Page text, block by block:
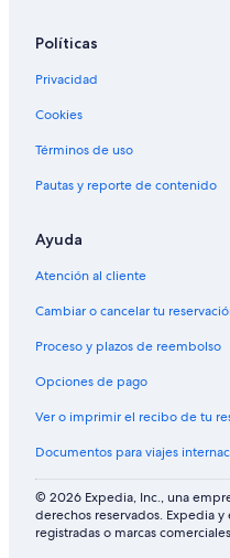
Políticas
Privacidad
Cookies
Términos de uso
Pautas y reporte de contenido
Ayuda
Atención al cliente
Cambiar o cancelar tu
Proceso y plazos de reembolso
Opciones de pago
Ver o imprimir el recibo de tu
Documentos para viajes
© 2026 Expedia, Inc., una
derechos reservados. Expedia
registradas o marcas